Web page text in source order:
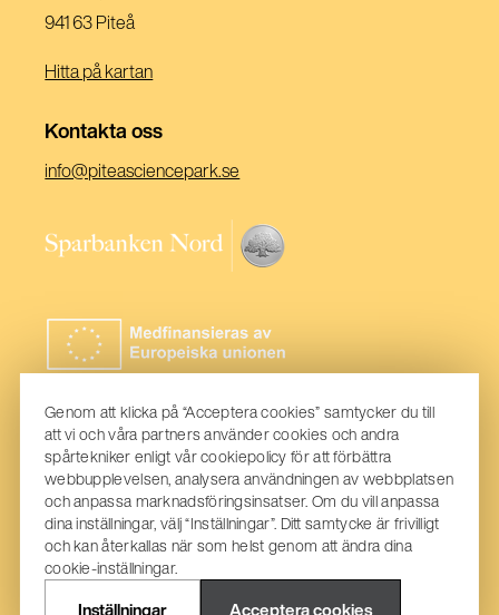
941 63 Piteå
Hitta på kartan
Kontakta oss
info@piteasciencepark.se
ett
nytt
(Öppnas
nytt
fönster)
Genom att klicka på “Acceptera cookies” samtycker du till
att vi och våra partners använder cookies och andra
spårtekniker enligt vår cookiepolicy för att förbättra
webbupplevelsen, analysera användningen av webbplatsen
och anpassa marknadsföringsinsatser. Om du vill anpassa
dina inställningar, välj “Inställningar”. Ditt samtycke är frivilligt
och kan återkallas när som helst genom att ändra dina
cookie-inställningar.
Inställningar Acceptera cookies